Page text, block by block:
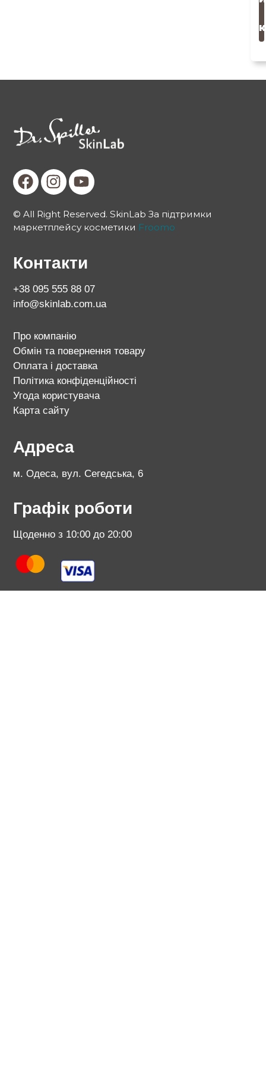
к
© All Right Reserved. SkinLab За підтримки
маркетплейсу косметики Froomo
Контакти
+38 095 555 88 07
info@skinlab.com.ua
Про компанію
Обмін та повернення товару
Оплата і доставка
Політика конфіденційності
Угода користувача
Карта сайту
Адреса
м. Одеса, вул. Сегедська, 6
Графік роботи
Щоденно з 10:00 до 20:00